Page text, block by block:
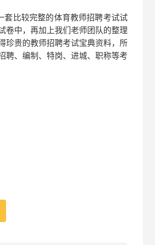
套比较完整的体育教师招聘考试试
卷中， 再加上我们 老师 团队的整理
珍贵的教师招聘考试宝典资料，所
聘、编制、特岗、进城、职称等考